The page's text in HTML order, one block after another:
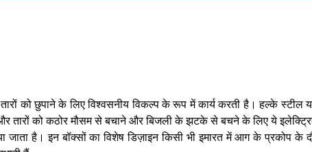
को छुपाने के लिए विश्वसनीय विकल्प के रूप में कार्य करती है। हल्के
तारों को कठोर मौसम से बचाने और बिजली के झटके से बचने के लिए ये
जाता है। इन बॉक्सों का विशेष डिज़ाइन किसी भी इमारत में आग के प्रकोप